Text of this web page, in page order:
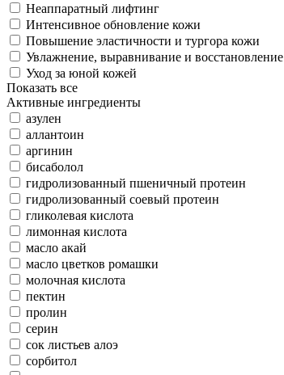
Неаппаратный лифтинг
Интенсивное обновление кожи
Повышение эластичности и тургора кожи
Увлажнение, выравнивание и восстановление
Уход за юной кожей
Показать все
Активные ингредиенты
азулен
аллантоин
аргинин
бисаболол
гидролизованный пшеничный протеин
гидролизованный соевый протеин
гликолевая кислота
лимонная кислота
масло акай
масло цветков ромашки
молочная кислота
пектин
пролин
серин
сок листьев алоэ
сорбитол